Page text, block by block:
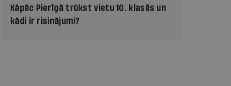
Kāpēc Pierīgā trūkst vietu 10. klasēs un
kādi ir risinājumi?